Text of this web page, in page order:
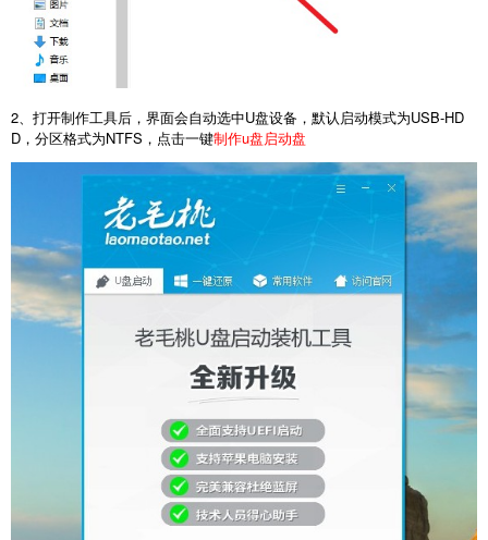
2、打开制作工具后，界面会自动选中U盘设备，默认启动模式为USB-HD
D，分区格式为NTFS，点击一键制作u盘启动盘